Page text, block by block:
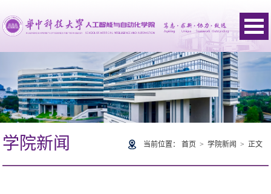
学院新闻 当前位置： 首页> 学院新闻 > 正文